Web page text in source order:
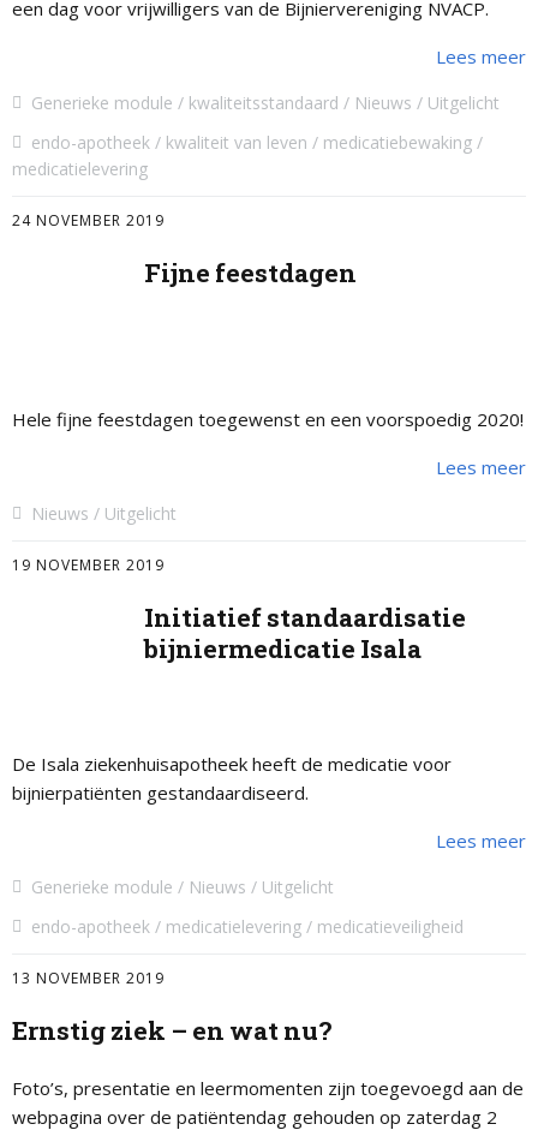
een dag voor vrijwilligers van de Bijniervereniging NVACP.
Lees meer
Generieke module kwaliteitsstandaard Nieuws
Uitgelicht
endo-apotheek
kwaliteit van leven
medicatiebewaking
medicatielevering
24 NOVEMBER 2019
Fijne feestdagen
Hele fijne feestdagen toegewenst en een voorspoedig 2020!
Lees meer
Nieuws Uitgelicht
19 NOVEMBER 2019
Initiatief standaardisatie
bijniermedicatie Isala
De Isala ziekenhuisapotheek heeft de medicatie voor
bijnierpatiënten gestandaardiseerd.
Lees meer
Generieke module Nieuws
Uitgelicht
endo-apotheek
medicatielevering medicatieveiligheid
13 NOVEMBER 2019
Ernstig ziek – en wat nu?
Foto’s, presentatie en leermomenten zijn toegevoegd aan de
webpagina over de patiëntendag gehouden op zaterdag 2